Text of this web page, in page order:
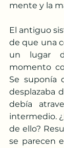
mente y la
El antiguo
de que una
un lugar
momento
Se suponía
desplazaba
debía
intermedio.
de ello?
se parecen